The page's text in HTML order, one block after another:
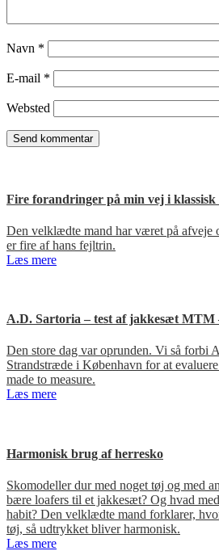
Navn *
E-mail *
Websted
Fire forandringer på min vej i klassisk
Den velklædte mand har været på afveje
er fire af hans fejltrin.
Læs mere
A.D. Sartoria – test af jakkesæt MTM
Den store dag var oprunden. Vi så forbi
Strandstræde i København for at
made to measure.
Læs mere
Harmonisk brug af herresko
Skomodeller dur med noget tøj og med
bære loafers til et jakkesæt? Og hvad
habit? Den velklædte mand forklarer,
tøj, så udtrykket bliver harmonisk.
Læs mere